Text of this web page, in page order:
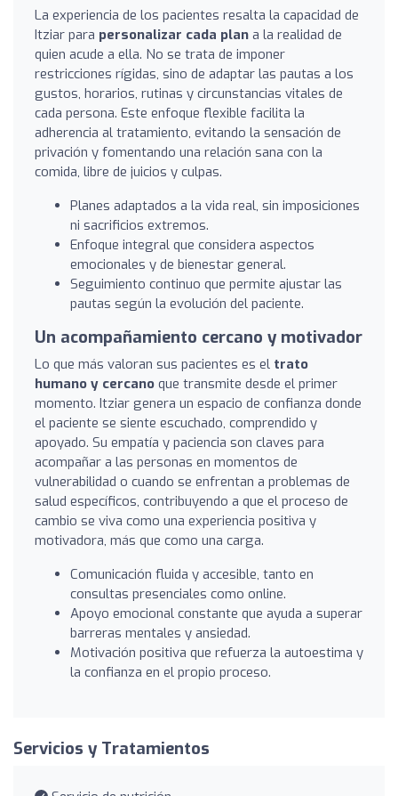
La experiencia de los pacientes resalta la capacidad de
Itziar para personalizar cada plan a la realidad de
quien acude a ella. No se trata de imponer
restricciones rígidas, sino de adaptar las pautas a los
gustos, horarios, rutinas y circunstancias vitales de
cada persona. Este enfoque flexible facilita la
adherencia al tratamiento, evitando la sensación de
privación y fomentando una relación sana con la
comida, libre de juicios y culpas.
Planes adaptados a la vida real, sin imposiciones
ni sacrificios extremos.
Enfoque integral que considera aspectos
emocionales y de bienestar general.
Seguimiento continuo que permite ajustar las
pautas según la evolución del paciente.
Un acompañamiento cercano y motivador
Lo que más valoran sus pacientes es el trato
humano y cercano que transmite desde el primer
momento. Itziar genera un espacio de confianza donde
el paciente se siente escuchado, comprendido y
apoyado. Su empatía y paciencia son claves para
acompañar a las personas en momentos de
vulnerabilidad o cuando se enfrentan a problemas de
salud específicos, contribuyendo a que el proceso de
cambio se viva como una experiencia positiva y
motivadora, más que como una carga.
Comunicación fluida y accesible, tanto en
consultas presenciales como online.
Apoyo emocional constante que ayuda a superar
barreras mentales y ansiedad.
Motivación positiva que refuerza la autoestima y
la confianza en el propio proceso.
Servicios y Tratamientos